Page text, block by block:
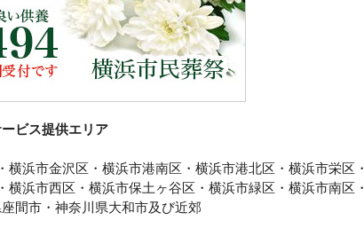
ビス提供エリア
浜市金沢区・横浜市港南区・横浜市港北区・横浜市栄区・
浜市西区・横浜市保土ヶ谷区・横浜市緑区・横浜市南区・
間市・神奈川県大和市及び近郊